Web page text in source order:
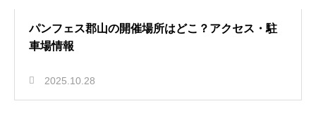
パンフェス郡山の開催場所はどこ？アクセス・駐
車場情報
2025.10.28